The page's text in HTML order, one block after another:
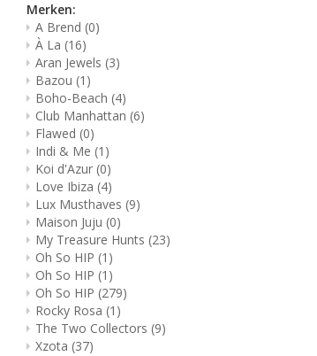
Merken:
A Brend (0)
À La (16)
Aran Jewels (3)
Bazou (1)
Boho-Beach (4)
Club Manhattan (6)
Flawed (0)
Indi & Me (1)
Koi d'Azur (0)
Love Ibiza (4)
Lux Musthaves (9)
Maison Juju (0)
My Treasure Hunts (23)
Oh So HIP (1)
Oh So HIP (1)
Oh So HIP (279)
Rocky Rosa (1)
The Two Collectors (9)
Xzota (37)